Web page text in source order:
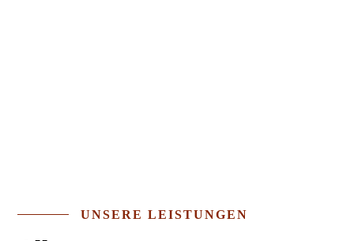
UNSERE LEISTUNGEN